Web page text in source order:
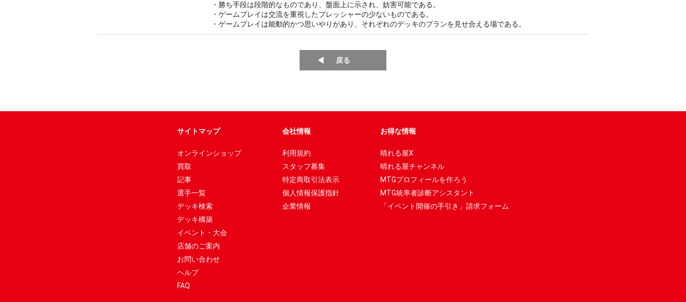
・勝ち手段は段階的なものであり、盤面上に示され、妨害可能である。
・ゲームプレイは交流を重視したプレッシャーの少ないものである。
・ゲームプレイは能動的かつ思いやりがあり、それぞれのデッキのプランを見せ合える場である。
戻る
サイトマップ
オンラインショップ
買取
記事
選手一覧
デッキ検索
デッキ構築
イベント・大会
店舗のご案内
お問い合わせ
ヘルプ
FAQ
会社情報
利用規約
スタッフ募集
特定商取引法表示
個人情報保護指針
企業情報
お得な情報
晴れる屋X
晴れる屋チャンネル
MTGプロフィールを作ろう
MTG統率者診断アシスタント
「イベント開催の手引き」請求フォーム